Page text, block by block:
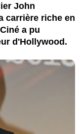
John
carrière riche en
a pu
d'Hollywood.